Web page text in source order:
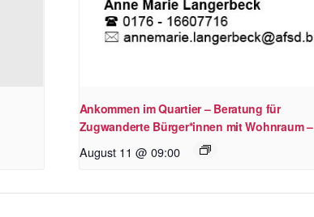
Ankommen im Quartier – Beratung für
Zugwanderte Bürger*innen mit Wohnraum –
August 11 @ 09:00